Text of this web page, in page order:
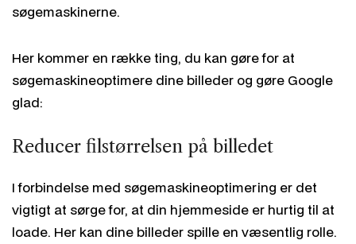
søgemaskinerne.
Her kommer en række ting, du kan gøre for at
søgemaskineoptimere dine billeder og gøre Google
glad:
Reducer filstørrelsen på billedet
I forbindelse med søgemaskineoptimering er det
vigtigt at sørge for, at din hjemmeside er hurtig til at
loade. Her kan dine billeder spille en væsentlig rolle.